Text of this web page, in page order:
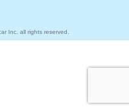
Inc. all rights reserved.